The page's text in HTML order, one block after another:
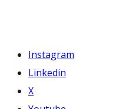
Instagram
Linkedin
X